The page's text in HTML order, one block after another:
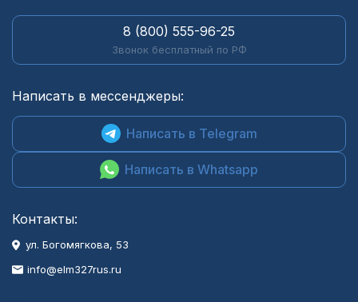
8 (800) 555-96-25
Звонок бесплатный по РФ
Написать в мессенджеры:
Написать в Telegram
Написать в Whatsapp
Контакты:
ул. Богомягкова, 53
info@elm327rus.ru